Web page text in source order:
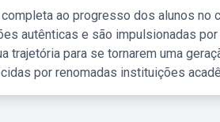
ao progresso dos alunos no
autênticas e são impulsionadas
trajetória para se tornarem uma
por renomadas instituições